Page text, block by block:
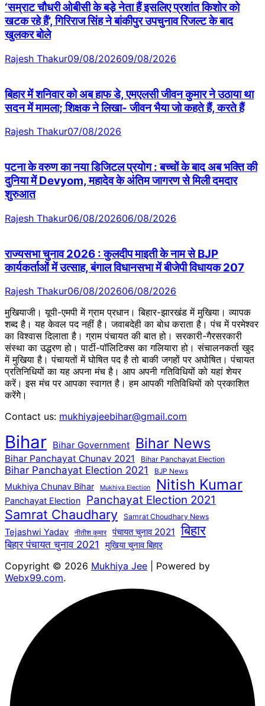
‘सम्राट चौधरी ओबीसी के बड़े नेता हैं इसलिए प्रशांत किशोर को
खटक रहे हैं’, गिरिराज सिंह ने बांकीपुर उपचुनाव रिजल्ट के बाद
खुलकर बोले
Rajesh Thakur09/08/202609/08/2026
बिहार में शनिवार को अब हाफ डे, एमएलसी जीवन कुमार ने उठाया था
सदन में मामला; शिक्षक ने लिखा- जीवन भैया जो कहते हैं, करते हैं
Rajesh Thakur07/08/2026
पटना के वरुण का नया डिजिटल प्रयोग : बच्चों के बाद अब भक्ति की
दुनिया में Devyom, महादेव के अंतिम जागरण से मिली दमदार
शुरुआत
Rajesh Thakur06/08/202606/08/2026
राज्यसभा चुनाव 2026 : कुलदीप माइती के नाम से BJP
कार्यकर्ताओं में उत्साह, बंगाल विधानसभा में बीजेपी विधायक 207
Rajesh Thakur06/08/202606/08/2026
मुखियाजी। यूपी-एमपी में ग्राम प्रधान। बिहार-झारखंड में मुखिया। व्यापक
शब्द है। यह केवल पद नहीं है। जवाबदेही का बोध कराता है। पंच में परमेश्वर
का विश्वास दिलाता है। ग्राम पंचायत की बात हो। सरकारी-गैरसरकारी
संस्था का उद्धरण हो। पार्टी-पॉलिटिक्स का गलियारा हो। संचालनकर्ता खुद
में मुखिया है। पंचायतों में घोषित पद है तो बाकी जगहों पर अघोषित। पंचायत
प्रतिनिधियों का यह अपना मंच है। आप अपनी गतिविधियों को यहां शेयर
करें। इस मंच पर आपका स्वागत है। हम आपकी गतिविधियों को प्रकाशित
करेंगेे।
Contact us: mukhiyajeebihar@gmail.com
Bihar Bihar Government Bihar News
Bihar Panchayat Chunav 2021 Bihar Panchayat Election
Bihar Panchayat Election 2021 BJP News
Mukhiya Chunav Bihar Mukhiya Election Nitish Kumar
Panchayat Election Panchayat Election 2021
Samrat Chaudhary Samrat Choudhary News
Tejashwi Yadav नीतीश कुमार पंचायत चुनाव 2021 बिहार
बिहार पंचायत चुनाव 2021 मुखिया चुनाव बिहार
Copyright © 2026 Mukhiya Jee | Powered by
Webx99.com.